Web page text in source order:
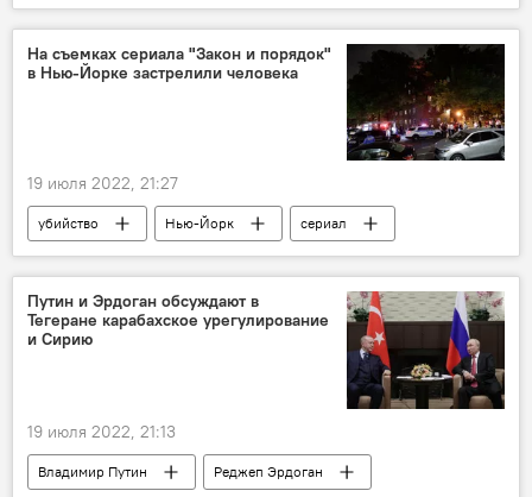
фрески
Культура монастырь
На съемках сериала "Закон и порядок"
в Нью-Йорке застрелили человека
19 июля 2022, 21:27
убийство Нью-Йорк сериал
Путин и Эрдоган обсуждают в
Тегеране карабахское урегулирование
и Сирию
19 июля 2022, 21:13
Владимир Путин
Реджеп Эрдоган